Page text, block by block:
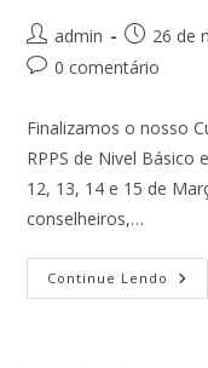
Autor
do
admin
Post
publicado:
26 de
Comentários
post:
0 comentário
Finalizamos o nosso
RPPS de Nivel Básico
12, 13, 14 e 15 de
conselheiros,…
Continue Lendo Curso